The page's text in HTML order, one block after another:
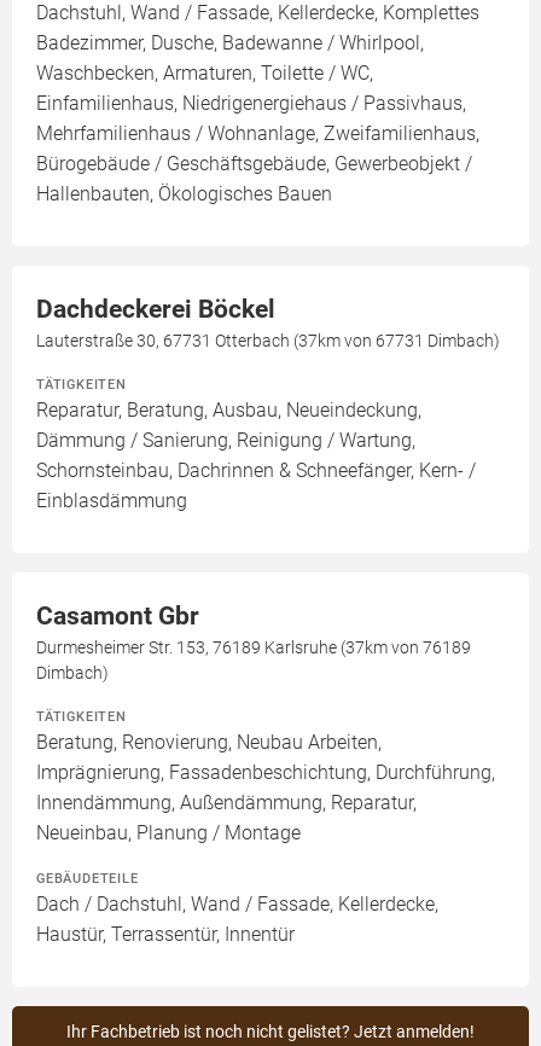
Dachstuhl, Wand / Fassade, Kellerdecke, Komplettes
Badezimmer, Dusche, Badewanne / Whirlpool,
Waschbecken, Armaturen, Toilette / WC,
Einfamilienhaus, Niedrigenergiehaus / Passivhaus,
Mehrfamilienhaus / Wohnanlage, Zweifamilienhaus,
Bürogebäude / Geschäftsgebäude, Gewerbeobjekt /
Hallenbauten, Ökologisches Bauen
Dachdeckerei Böckel
Lauterstraße 30, 67731 Otterbach (37km von 67731 Dimbach)
TÄTIGKEITEN
Reparatur, Beratung, Ausbau, Neueindeckung,
Dämmung / Sanierung, Reinigung / Wartung,
Schornsteinbau, Dachrinnen & Schneefänger, Kern- /
Einblasdämmung
Casamont Gbr
Durmesheimer Str. 153, 76189 Karlsruhe (37km von 76189
Dimbach)
TÄTIGKEITEN
Beratung, Renovierung, Neubau Arbeiten,
Imprägnierung, Fassadenbeschichtung, Durchführung,
Innendämmung, Außendämmung, Reparatur,
Neueinbau, Planung / Montage
GEBÄUDETEILE
Dach / Dachstuhl, Wand / Fassade, Kellerdecke,
Haustür, Terrassentür, Innentür
Ihr Fachbetrieb ist noch nicht gelistet? Jetzt anmelden!